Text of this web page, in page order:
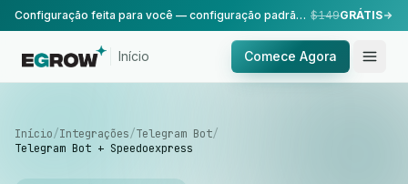
Configuração feita para você — configuração padrão, realizada pela nossa equipe. $149GRÁTIS
Início Comece Agora
Início/Integrações/Telegram Bot/
Telegram Bot + Speedoexpress